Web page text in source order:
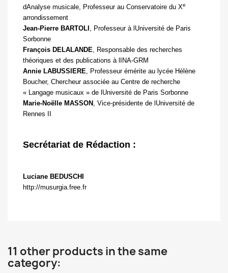
dAnalyse musicale, Professeur au Conservatoire du Xe
arrondissement
Jean-Pierre BARTOLI , Professeur à lUniversité de Paris
Sorbonne
François DELALANDE, Responsable des recherches
théoriques et des publications à lINA-GRM
Annie LABUSSIERE, Professeur émérite au lycée Hélène
Boucher, Chercheur associée au Centre de recherche
« Langage musicaux » de lUniversité de Paris Sorbonne
Marie-Noëlle MASSON , Vice-présidente de lUniversité de
Rennes II
Secrétariat de Rédaction :
Luciane BEDUSCHI
http://musurgia.free.fr
11 other products in the same
category: